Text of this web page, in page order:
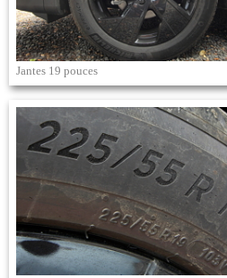
Jantes 19 pouces